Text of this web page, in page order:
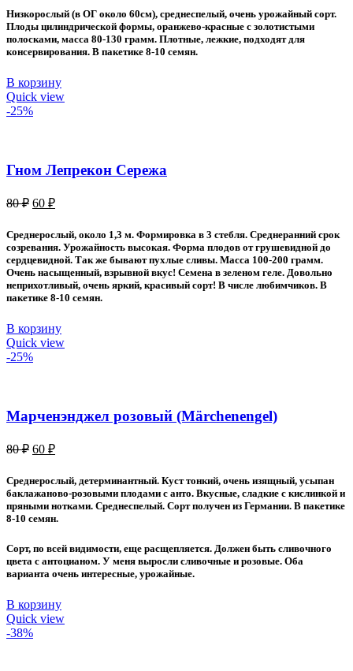
составляла
70 ₽.
40 ₽.
Низкорослый (в ОГ около 60см), среднеспелый, очень урожайный сорт.
Плоды цилиндрической формы, оранжево-красные с золотистыми
полосками, масса 80-130 грамм. Плотные, лежкие, подходят для
консервирования. В пакетике 8-10 семян.
В корзину
Quick view
-25%
Гном Лепрекон Сережа
80₽ Первоначальная
составляла
80 ₽.
60 ₽Текущая
60 ₽.
Среднерослый, около 1,3 м. Формировка в 3 стебля. Среднеранний срок
созревания. Урожайность высокая. Форма плодов от грушевидной до
сердцевидной. Так же бывают пухлые сливы. Масса 100-200 грамм.
Очень насыщенный, взрывной вкус! Семена в зеленом геле. Довольно
неприхотливый, очень яркий, красивый сорт! В числе любимчиков. В
пакетике 8-10 семян.
В корзину
Quick view
-25%
Марченэнджел розовый (Märchenengel)
80₽ Первоначальная
составляла
80 ₽.
60 ₽Текущая
60 ₽.
Среднерослый, детерминантный. Куст тонкий, очень изящный, усыпан
баклажаново-розовыми плодами с анто. Вкусные, сладкие с кислинкой и
пряными нотками. Среднеспелый. Сорт получен из Германии. В пакетике
8-10 семян.
Сорт, по всей видимости, еще расщепляется. Должен быть сливочного
цвета с антоцианом. У меня выросли сливочные и розовые. Оба
варианта очень интересные, урожайные.
В корзину
Quick view
-38%